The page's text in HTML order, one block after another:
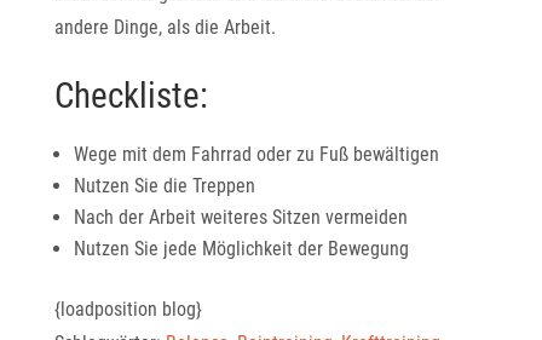
andere Dinge, als die Arbeit.
Checkliste:
Wege mit dem Fahrrad oder zu Fuß bewältigen
Nutzen Sie die Treppen
Nach der Arbeit weiteres Sitzen vermeiden
Nutzen Sie jede Möglichkeit der Bewegung
{loadposition blog}